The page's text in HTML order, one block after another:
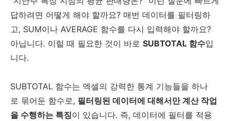
답하려면 어떻게 해야 할까요? 매번 데이터를 필터링하
고, SUM이나 AVERAGE 함수를 다시 입력해야 할까요?
아닙니다. 이럴 때 필요한 것이 바로 SUBTOTAL 함수입
니다.
SUBTOTAL 함수는 엑셀의 강력한 통계 기능들을 하나
로 묶어둔 함수로, 필터링된 데이터에 대해서만 계산 작업
을 수행하는 특징이 있습니다. 즉, 데이터에 필터를 적용